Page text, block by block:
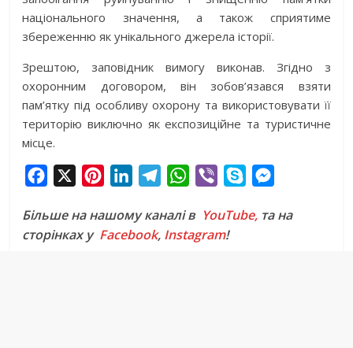
національного значення, а також сприятиме
збереженню як унікального джерела історії.
Зрештою, заповідник вимогу виконав. Згідно з
охоронним договором, він зобов’язався взяти
пам’ятку під особливу охорону та використовувати її
територію виключно як експозиційне та туристичне
місце.
c
e
n
t
n
k
l
e
W
a
t
b
e
y
s
Більше на нашому каналі в YouTube, та на
сторінках у Facebook, Instagram!